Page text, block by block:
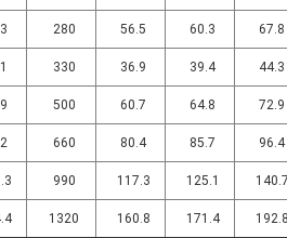
280 56.5 60.3 67.8
330 36.9 39.4 44.3
500 60.7 64.8 72.9
660 80.4 85.7 96.4
990 117.3 125.1 140.7
1320 160.8 171.4 192.8